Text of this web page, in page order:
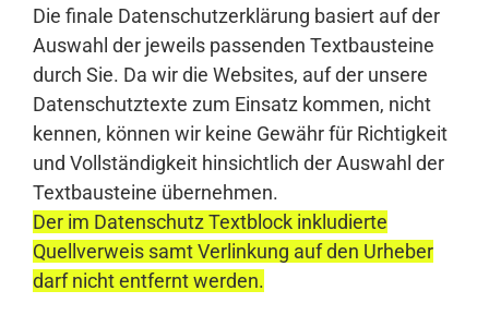
Die finale Datenschutzerklärung basiert auf der
Auswahl der jeweils passenden Textbausteine
durch Sie. Da wir die Websites, auf der unsere
Datenschutztexte zum Einsatz kommen, nicht
kennen, können wir keine Gewähr für Richtigkeit
und Vollständigkeit hinsichtlich der Auswahl der
Textbausteine übernehmen.
Der im Datenschutz Textblock inkludierte
Quellverweis samt Verlinkung auf den Urheber
darf nicht entfernt werden.